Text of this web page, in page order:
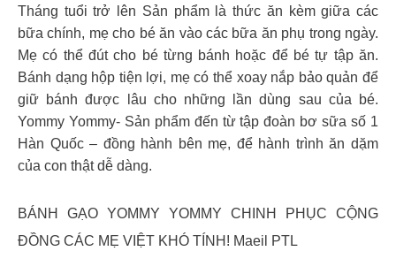
Tháng tuổi trở lên Sản phẩm là thức ăn kèm giữa các
bữa chính, mẹ cho bé ăn vào các bữa ăn phụ trong ngày.
Mẹ có thể đút cho bé từng bánh hoặc để bé tự tập ăn.
Bánh dạng hộp tiện lợi, mẹ có thể xoay nắp bảo quản để
giữ bánh được lâu cho những lần dùng sau của bé.
Yommy Yommy- Sản phẩm đến từ tập đoàn bơ sữa số 1
Hàn Quốc – đồng hành bên mẹ, để hành trình ăn dặm
của con thật dễ dàng.
BÁNH GẠO YOMMY YOMMY CHINH PHỤC CỘNG
ĐỒNG CÁC MẸ VIỆT KHÓ TÍNH! Maeil PTL